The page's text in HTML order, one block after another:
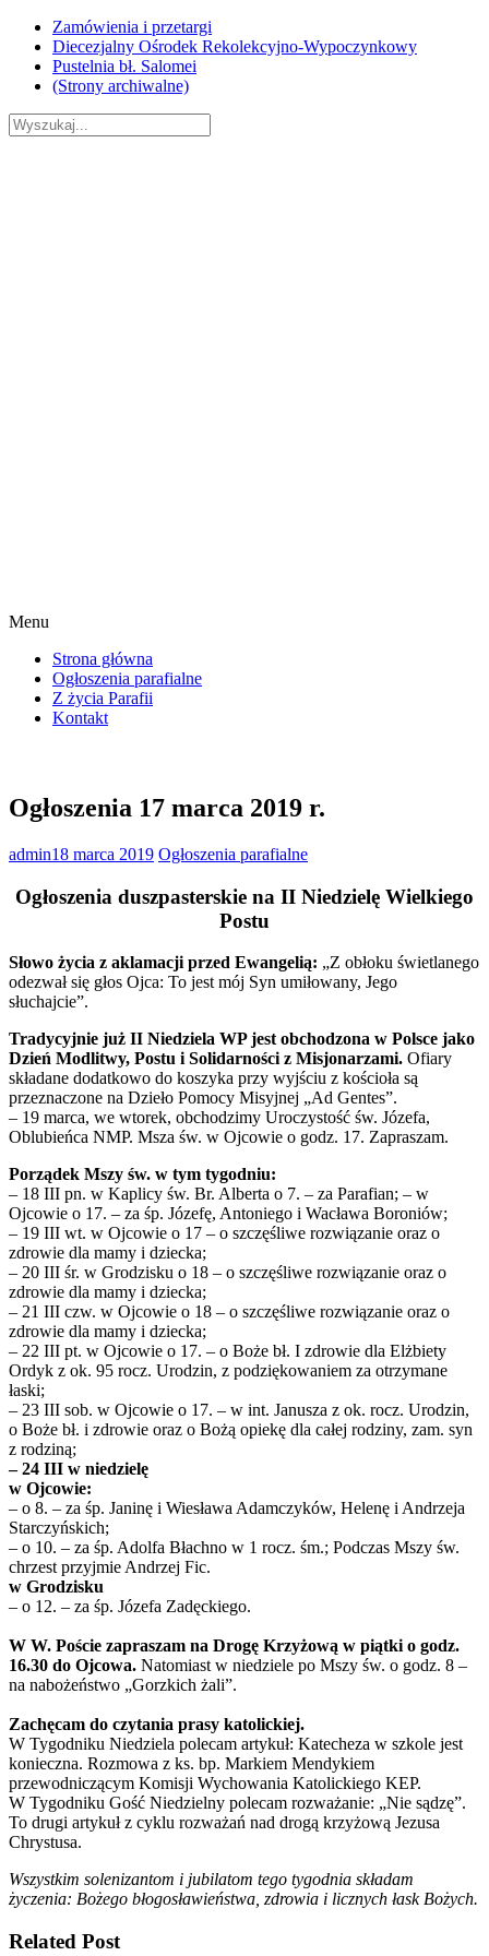
Skip
content
Zamówienia i przetargi
Diecezjalny Ośrodek Rekolekcyjno-Wypoczynkowy
Pustelnia bł. Salomei
(Strony archiwalne)
Menu
Strona główna
Ogłoszenia parafialne
Z życia Parafii
Kontakt
Ogłoszenia 17 marca 2019 r.
admin18 marca 2019 Ogłoszenia parafialne
Ogłoszenia duszpasterskie na II Niedzielę Wielkiego
Postu
Słowo życia z aklamacji przed Ewangelią: „Z obłoku świetlanego
odezwał się głos Ojca: To jest mój Syn umiłowany, Jego
słuchajcie”.
Tradycyjnie już II Niedziela WP jest obchodzona w Polsce jako
Dzień Modlitwy, Postu i Solidarności z Misjonarzami. Ofiary
składane dodatkowo do koszyka przy wyjściu z kościoła są
przeznaczone na Dzieło Pomocy Misyjnej „Ad Gentes”.
– 19 marca, we wtorek, obchodzimy Uroczystość św. Józefa,
Oblubieńca NMP. Msza św. w Ojcowie o godz. 17. Zapraszam.
Porządek Mszy św. w tym tygodniu:
– 18 III pn. w Kaplicy św. Br. Alberta o 7. – za Parafian; – w
Ojcowie o 17. – za śp. Józefę, Antoniego i Wacława Boroniów;
– 19 III wt. w Ojcowie o 17 – o szczęśliwe rozwiązanie oraz o
zdrowie dla mamy i dziecka;
– 20 III śr. w Grodzisku o 18 – o szczęśliwe rozwiązanie oraz o
zdrowie dla mamy i dziecka;
– 21 III czw. w Ojcowie o 18 – o szczęśliwe rozwiązanie oraz o
zdrowie dla mamy i dziecka;
– 22 III pt. w Ojcowie o 17. – o Boże bł. I zdrowie dla Elżbiety
Ordyk z ok. 95 rocz. Urodzin, z podziękowaniem za otrzymane
łaski;
– 23 III sob. w Ojcowie o 17. – w int. Janusza z ok. rocz. Urodzin,
o Boże bł. i zdrowie oraz o Bożą opiekę dla całej rodziny, zam. syn
z rodziną;
– 24 III w niedzielę
w Ojcowie:
– o 8. – za śp. Janinę i Wiesława Adamczyków, Helenę i Andrzeja
Starczyńskich;
– o 10. – za śp. Adolfa Błachno w 1 rocz. śm.; Podczas Mszy św.
chrzest przyjmie Andrzej Fic.
w Grodzisku
– o 12. – za śp. Józefa Zadęckiego.
W W. Poście zapraszam na Drogę Krzyżową w piątki o godz.
16.30 do Ojcowa. Natomiast w niedziele po Mszy św. o godz. 8 –
na nabożeństwo „Gorzkich żali”.
Zachęcam do czytania prasy katolickiej.
W Tygodniku Niedziela polecam artykuł: Katecheza w szkole jest
konieczna. Rozmowa z ks. bp. Markiem Mendykiem
przewodniczącym Komisji Wychowania Katolickiego KEP.
W Tygodniku Gość Niedzielny polecam rozważanie: „Nie sądzę”.
To drugi artykuł z cyklu rozważań nad drogą krzyżową Jezusa
Chrystusa.
Wszystkim solenizantom i jubilatom tego tygodnia składam
życzenia: Bożego błogosławieństwa, zdrowia i licznych łask Bożych.
Related Post